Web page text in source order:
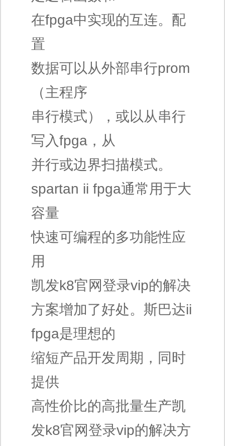
在fpga中实现的互连。配
置
数据可以从外部串行prom
（主程序
串行模式），或以从串行
写入fpga，从
并行或边界扫描模式。
spartan ii fpga通常用于大
容量
快速可编程的多功能性应
用
凯发k8官网登录vip的解决
方案增加了好处。斯巴达ii
fpga是理想的
缩短产品开发周期，同时
提供
高性价比的高批量生产凯
发k8官网登录vip的解决方